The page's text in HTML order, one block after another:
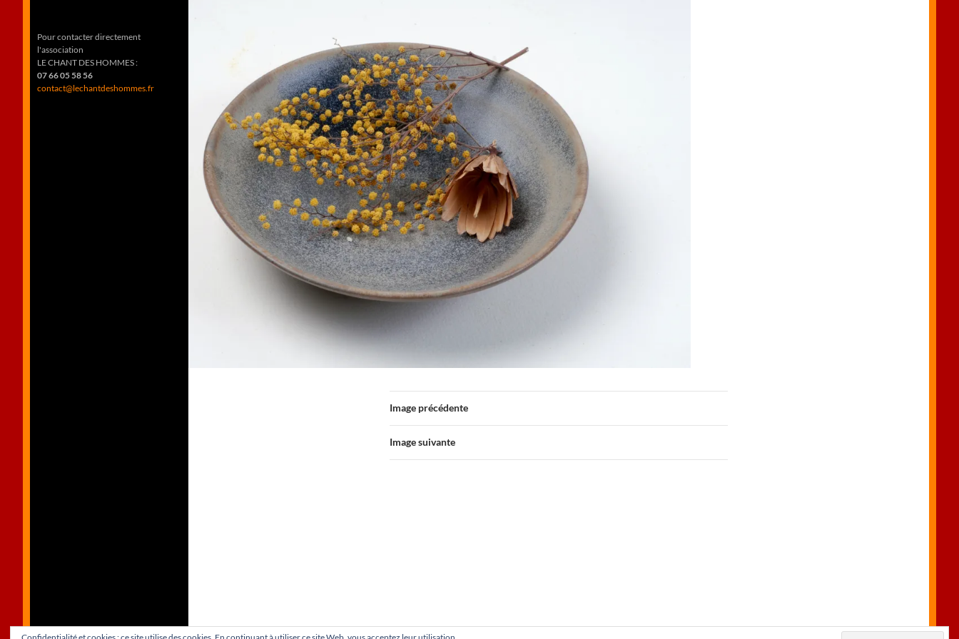
Image précédente
Image suivante
Pour contacter directement
l'association
LE CHANT DES HOMMES :
07 66 05 58 56
contact@lechantdeshommes.fr